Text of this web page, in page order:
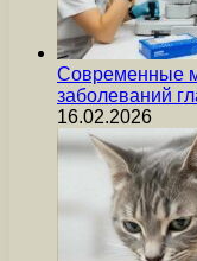
Современные
заболеваний
16.02.2026